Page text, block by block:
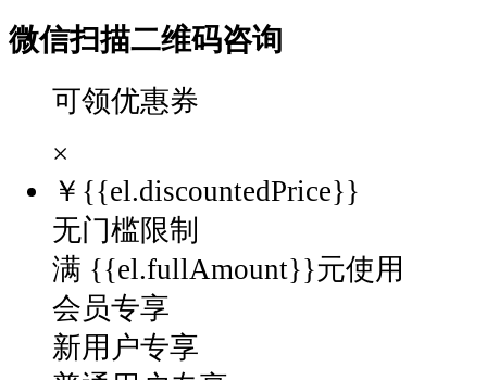
生
态
源，
微信扫描二维码咨询
可领优惠券
×
￥ {{el.discountedPrice}}
无门槛限制
满 {{el.fullAmount}}元使用
会员专享
新用户专享